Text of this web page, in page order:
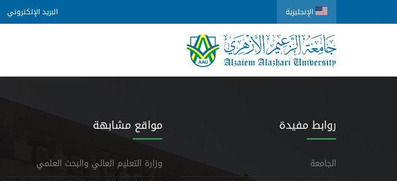
الإنجليزية البريد الإلكتروني
روابط مفيدة
الجامعة
مواقع مشابهة
وزارة التعليم العالي والبحث العلمي